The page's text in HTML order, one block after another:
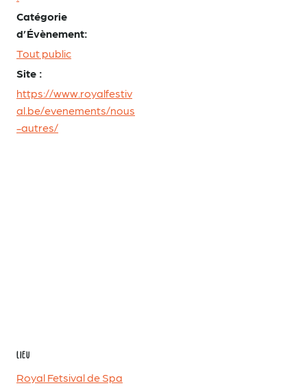
Catégorie
d’Évènement:
Tout public
Site :
https://www.royalfestiv
al.be/evenements/nous
-autres/
LIEU
Royal Fetsival de Spa